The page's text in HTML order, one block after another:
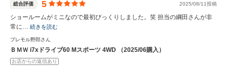
総合評価 5 2025/08/11投稿
ショールームがミニなので最初びっくりしました。笑 担当の綱田さんが非
常に… 続きを読む
プレモル野郎さん
ＢＭＷ i7xドライブ60 Mスポーツ 4WD （2025/06購入）
お店からの返信あり